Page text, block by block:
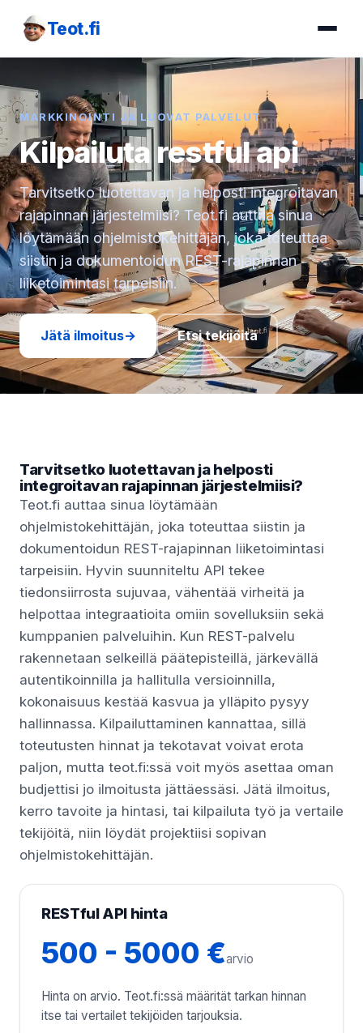
Teot.fi
MARKKINOINTI JA LUOVAT PALVELUT
Kilpailuta restful api
Tarvitsetko luotettavan ja helposti integroitavan
rajapinnan järjestelmiisi? Teot.fi auttaa sinua
löytämään ohjelmistokehittäjän, joka toteuttaa
siistin ja dokumentoidun REST-rajapinnan
liiketoimintasi tarpeisiin.
Jätä ilmoitus→ Etsi tekijöitä
Tarvitsetko luotettavan ja helposti
integroitavan rajapinnan järjestelmiisi?
Teot.fi auttaa sinua löytämään
ohjelmistokehittäjän, joka toteuttaa siistin ja
dokumentoidun REST-rajapinnan liiketoimintasi
tarpeisiin. Hyvin suunniteltu API tekee
tiedonsiirrosta sujuvaa, vähentää virheitä ja
helpottaa integraatioita omiin sovelluksiin sekä
kumppanien palveluihin. Kun REST-palvelu
rakennetaan selkeillä päätepisteillä, järkevällä
autentikoinnilla ja hallitulla versioinnilla,
kokonaisuus kestää kasvua ja ylläpito pysyy
hallinnassa. Kilpailuttaminen kannattaa, sillä
toteutusten hinnat ja tekotavat voivat erota
paljon, mutta teot.fi:ssä voit myös asettaa oman
budjettisi jo ilmoitusta jättäessäsi. Jätä ilmoitus,
kerro tavoite ja hintasi, tai kilpailuta työ ja vertaile
tekijöitä, niin löydät projektiisi sopivan
ohjelmistokehittäjän.
RESTful API hinta
500 - 5000 €arvio
Hinta on arvio. Teot.fi:ssä määrität tarkan hinnan
itse tai vertailet tekijöiden tarjouksia.